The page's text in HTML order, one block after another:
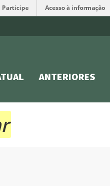
Participe Acesso à informação
ANTERIORES